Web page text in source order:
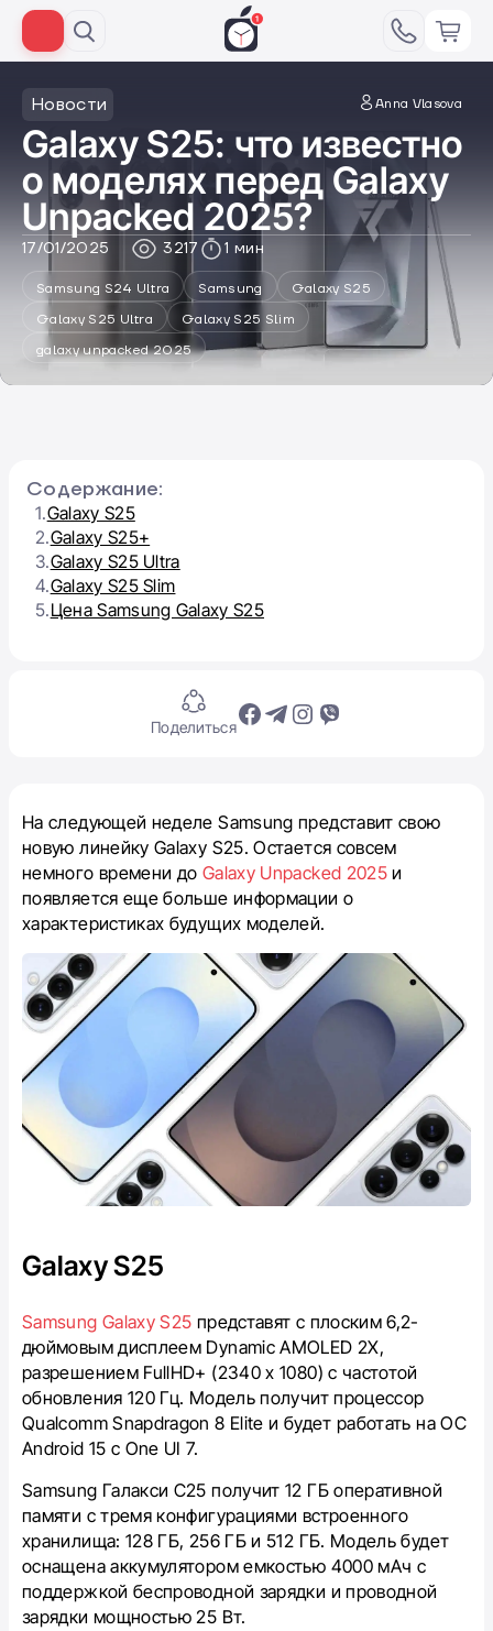
Новости Anna Vlasova
Galaxy S25: что известно
о моделях перед Galaxy
Unpacked 2025?
17/01/2025 3217 1 мин
Samsung S24 Ultra Samsung
Galaxy S25
Galaxy S25 Ultra
Galaxy S25 Slim
galaxy unpacked 2025
Поделиться
На следующей неделе Samsung представит свою
новую линейку Galaxy S25. Остается совсем
немного времени до Galaxy Unpacked 2025 и
появляется еще больше информации о
характеристиках будущих моделей.
Galaxy S25
Samsung Galaxy S25 представят с плоским 6,2-
дюймовым дисплеем Dynamic AMOLED 2X,
разрешением FullHD+ (2340 x 1080) с частотой
обновления 120 Гц. Модель получит процессор
Qualcomm Snapdragon 8 Elite и будет работать на ОС
Android 15 с One UI 7.
Samsung Галакси С25 получит 12 ГБ оперативной
памяти с тремя конфигурациями встроенного
хранилища: 128 ГБ, 256 ГБ и 512 ГБ. Модель будет
оснащена аккумулятором емкостью 4000 мАч с
поддержкой беспроводной зарядки и проводной
зарядки мощностью 25 Вт.
Содержание:
1.Galaxy S25
2.Galaxy S25+
3.Galaxy S25 Ultra
4.Galaxy S25 Slim
5.Цена Samsung Galaxy S25